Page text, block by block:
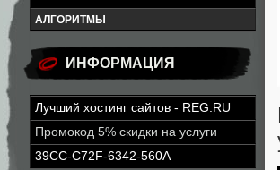
АЛГОРИТМЫ
ИНФОРМАЦИЯ
Лучший хостинг сайтов - REG.RU
Промокод 5% скидки на услуги
39CC-C72F-6342-560A